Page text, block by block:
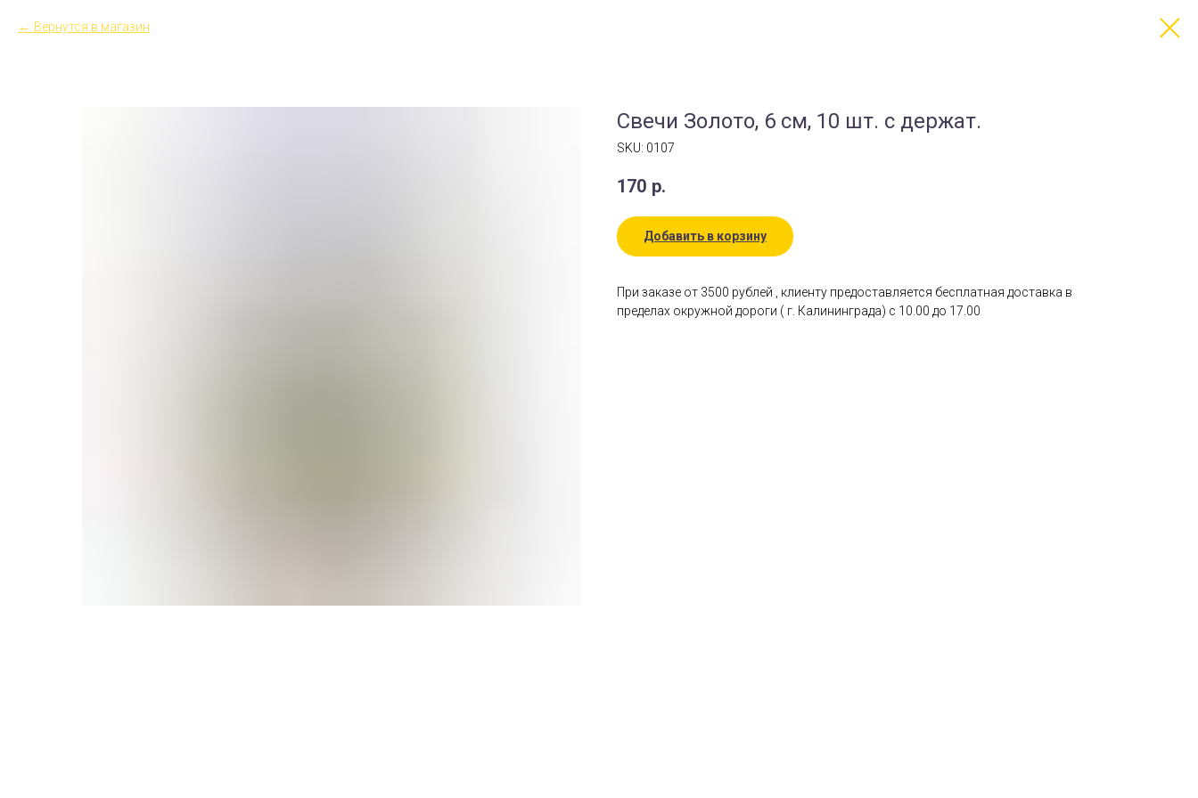
Вернутся в магазин
Свечи Золото, 6 см, 10 шт. с держат.
SKU: 0107
170 р.
Добавить в корзину
При заказе от 3500 рублей , клиенту предоставляется бесплатная доставка в
пределах окружной дороги ( г. Калининграда) с 10.00 до 17.00